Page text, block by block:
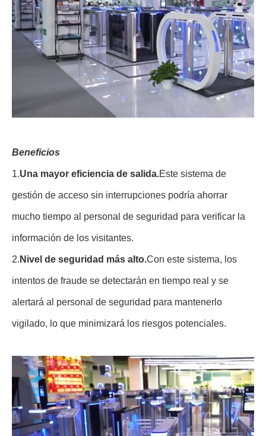
Beneficios
1.Una mayor eficiencia de salida.Este sistema de
gestión de acceso sin interrupciones podría ahorrar
mucho tiempo al personal de seguridad para verificar la
información de los visitantes.
2. Nivel de seguridad más alto.Con este sistema, los
intentos de fraude se detectarán en tiempo real y se
alertará al personal de seguridad para mantenerlo
vigilado, lo que minimizará los riesgos potenciales.